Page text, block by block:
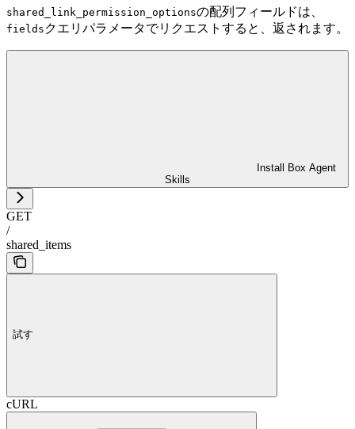
shared_link_permission_optionsの配列フィールドは、
fields クエリパラメータでリクエストすると、返されます。
Install Box Agent
Skills
GET
/
shared_items
試す
cURL